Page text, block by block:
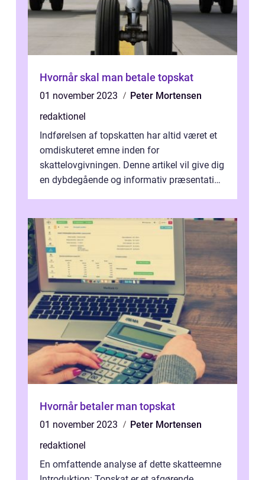
Hvornår skal man betale topskat
01 november 2023
Peter Mortensen
redaktionel
Indførelsen af topskatten har altid været et
omdiskuteret emne inden for
skattelovgivningen. Denne artikel vil give dig
en dybdegående og informativ præsentation
Hvornår betaler man topskat
01 november 2023
Peter Mortensen
redaktionel
En omfattende analyse af dette skatteemne